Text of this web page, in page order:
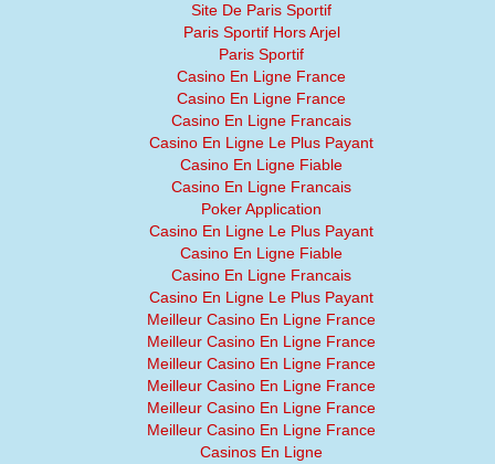
Site De Paris Sportif
Paris Sportif Hors Arjel
Paris Sportif
Casino En Ligne France
Casino En Ligne France
Casino En Ligne Francais
Casino En Ligne Le Plus Payant
Casino En Ligne Fiable
Casino En Ligne Francais
Poker Application
Casino En Ligne Le Plus Payant
Casino En Ligne Fiable
Casino En Ligne Francais
Casino En Ligne Le Plus Payant
Meilleur Casino En Ligne France
Meilleur Casino En Ligne France
Meilleur Casino En Ligne France
Meilleur Casino En Ligne France
Meilleur Casino En Ligne France
Meilleur Casino En Ligne France
Casinos En Ligne